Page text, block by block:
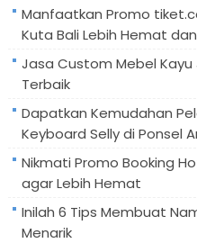
Manfaatkan Promo
Kuta Bali Lebih Hemat
Jasa Custom Mebel Kayu
Terbaik
Dapatkan Kemudahan
Keyboard Selly di Ponsel
Nikmati Promo Booking
agar Lebih Hemat
Inilah 6 Tips Membuat
Menarik